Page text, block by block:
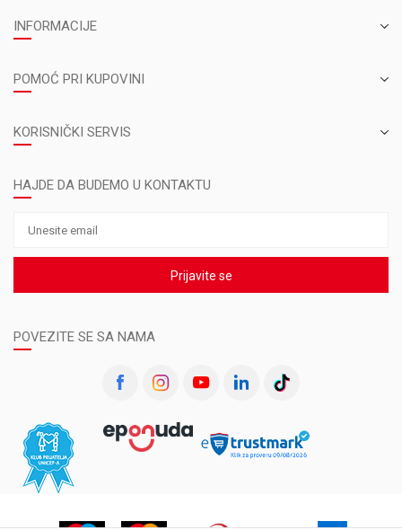
INFORMACIJE
POMOĆ PRI KUPOVINI
KORISNIČKI SERVIS
HAJDE DA BUDEMO U KONTAKTU
Prijavite se
POVEZITE SE SA NAMA